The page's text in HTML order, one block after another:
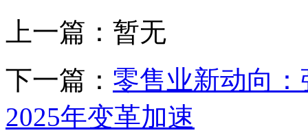
上一篇：暂无
下一篇： 零售业新动向
2025年变革加速